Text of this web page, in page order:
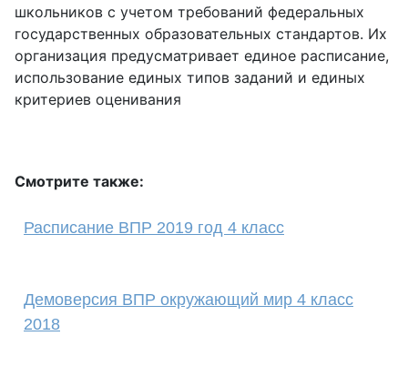
школьников с учетом требований федеральных
государственных образовательных стандартов. Их
организация предусматривает единое расписание,
использование единых типов заданий и единых
критериев оценивания
Смотрите также:
Расписание ВПР 2019 год 4 класс
Демоверсия ВПР окружающий мир 4 класс
2018